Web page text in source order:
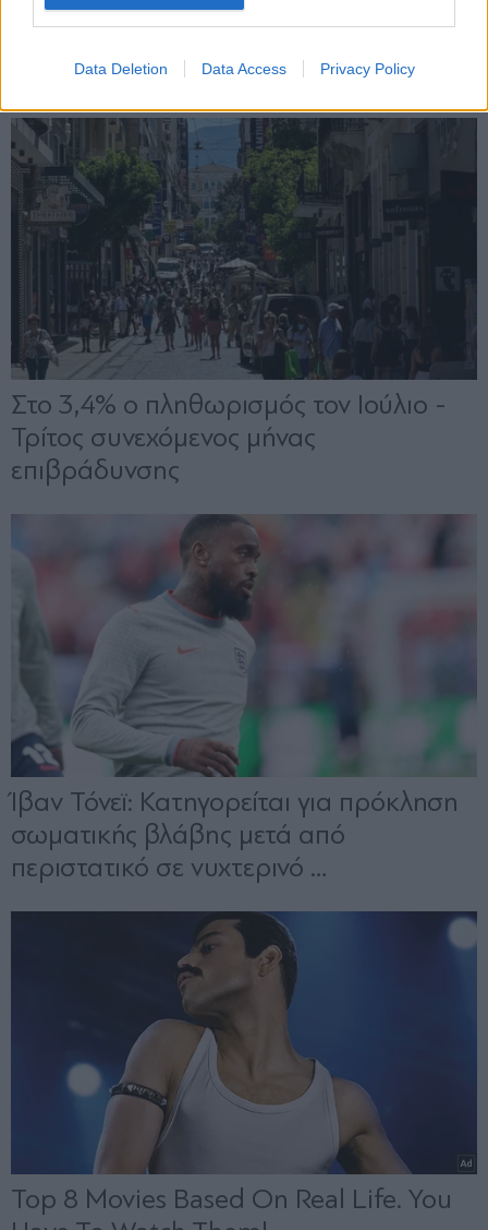
Data Deletion Data Access Privacy Policy